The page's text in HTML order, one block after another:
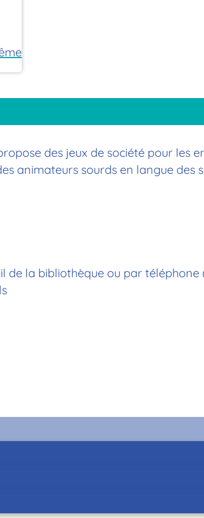
des jeux de société pour
animateurs sourds en langue
de la bibliothèque ou par